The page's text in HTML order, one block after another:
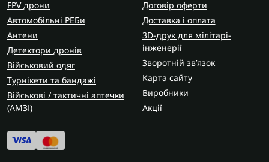
FPV дрони
Автомобільні РЕБи
Антени
Детектори дронів
Військовий одяг
Турнікети та бандажі
Військові / тактичні аптечки
(AMЗІ)
Договір оферти
Доставка і оплата
3D-друк для мілітарі-
інженерії
Зворотній зв’язок
Карта сайту
Виробники
Акції